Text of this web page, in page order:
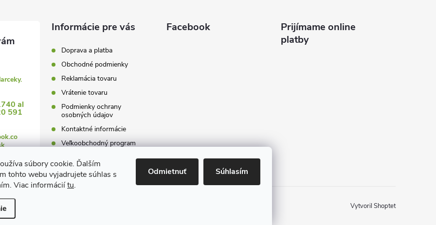
súbory cookie. Ďalším
tohto webu vyjadrujete súhlas s
Viac informáciítu.
Odmietnuť Súhlasím
al
591
Informácie pre vás
Doprava a platba
Obchodné podmienky
Reklamácia tovaru
Vrátenie tovaru
Podmienky ochrany
osobných údajov
Kontaktné informácie
Veľkoobchodný program
Facebook
Prijímame online
platby
Vytvoril Shoptet
cookies